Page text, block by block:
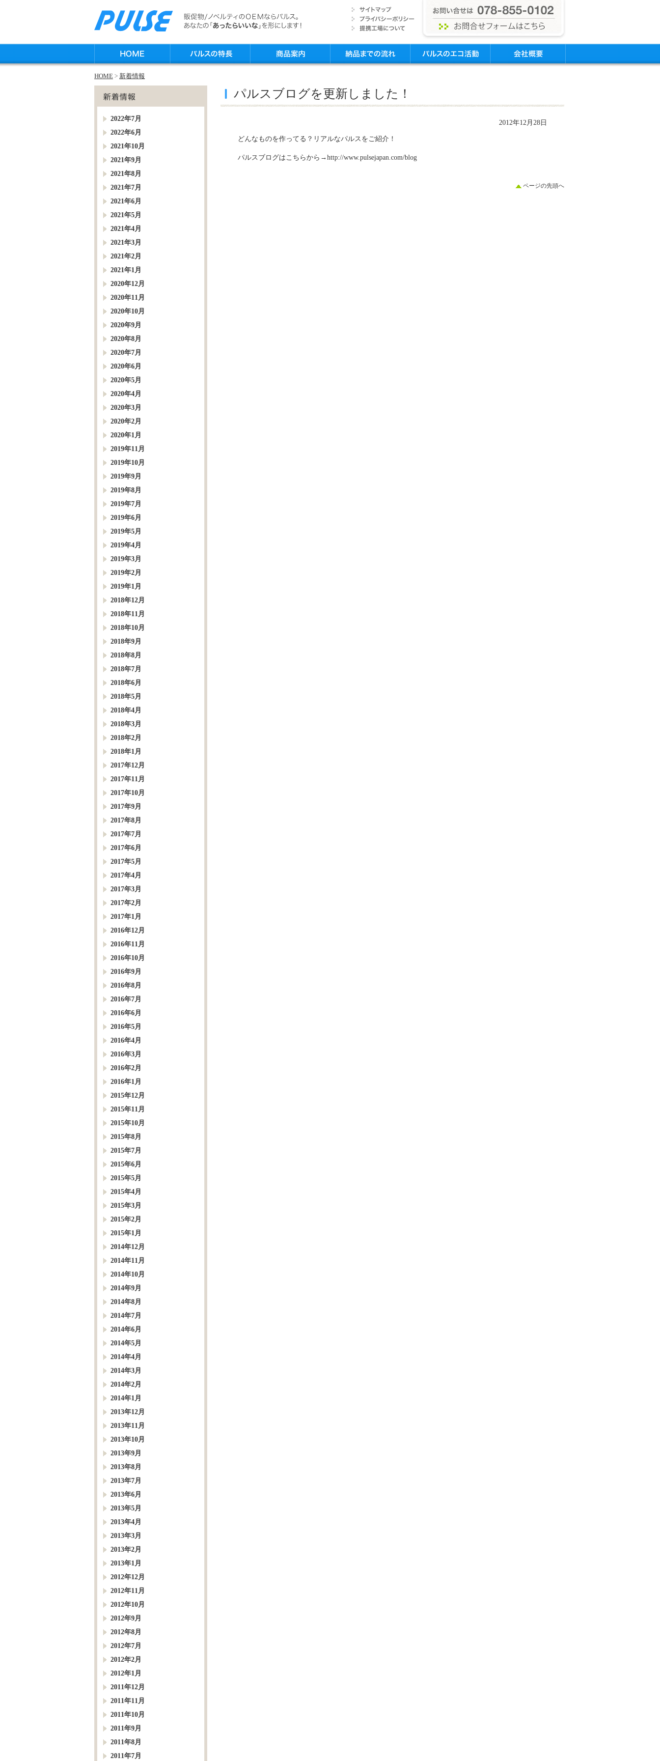
HOME > 新着情報
2022年7月
2022年6月
2021年10月
2021年9月
2021年8月
2021年7月
2021年6月
2021年5月
2021年4月
2021年3月
2021年2月
2021年1月
2020年12月
2020年11月
2020年10月
2020年9月
2020年8月
2020年7月
2020年6月
2020年5月
2020年4月
2020年3月
2020年2月
2020年1月
2019年11月
2019年10月
2019年9月
2019年8月
2019年7月
2019年6月
2019年5月
2019年4月
2019年3月
2019年2月
2019年1月
2018年12月
2018年11月
2018年10月
2018年9月
2018年8月
2018年7月
2018年6月
2018年5月
2018年4月
2018年3月
2018年2月
2018年1月
2017年12月
2017年11月
2017年10月
2017年9月
2017年8月
2017年7月
2017年6月
2017年5月
2017年4月
2017年3月
2017年2月
2017年1月
2016年12月
2016年11月
2016年10月
2016年9月
2016年8月
2016年7月
2016年6月
2016年5月
2016年4月
2016年3月
2016年2月
2016年1月
2015年12月
2015年11月
2015年10月
2015年8月
2015年7月
2015年6月
2015年5月
2015年4月
2015年3月
2015年2月
2015年1月
2014年12月
2014年11月
2014年10月
2014年9月
2014年8月
2014年7月
2014年6月
2014年5月
2014年4月
2014年3月
2014年2月
2014年1月
2013年12月
2013年11月
2013年10月
2013年9月
2013年8月
2013年7月
2013年6月
2013年5月
2013年4月
2013年3月
2013年2月
2013年1月
2012年12月
2012年11月
2012年10月
2012年9月
2012年8月
2012年7月
2012年2月
2012年1月
2011年12月
2011年11月
2011年10月
2011年9月
2011年8月
2011年7月
パルスブログを更新しました！
2012年12月28日
どんなものを作ってる？リアルなパルスをご紹介！
パルスブログはこちらから→http://www.pulsejapan.com/blog
ページの先頭へ